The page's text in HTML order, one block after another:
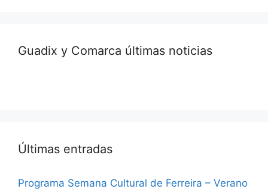
Guadix y Comarca últimas noticias
Últimas entradas
Programa Semana Cultural de Ferreira – Verano